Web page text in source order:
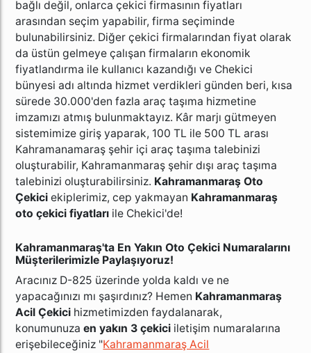
bağlı değil, onlarca çekici firmasının fiyatları
arasından seçim yapabilir, firma seçiminde
bulunabilirsiniz. Diğer çekici firmalarından fiyat olarak
da üstün gelmeye çalışan firmaların ekonomik
fiyatlandırma ile kullanıcı kazandığı ve Chekici
bünyesi adı altında hizmet verdikleri günden beri, kısa
sürede 30.000'den fazla araç taşıma hizmetine
imzamızı atmış bulunmaktayız. Kâr marjı gütmeyen
sistemimize giriş yaparak, 100 TL ile 500 TL arası
Kahramanamaraş şehir içi araç taşıma talebinizi
oluşturabilir, Kahramanmaraş şehir dışı araç taşıma
talebinizi oluşturabilirsiniz. Kahramanmaraş Oto
Çekici ekiplerimiz, cep yakmayan Kahramanmaraş
oto çekici fiyatları ile Chekici'de!
Kahramanmaraş'ta En Yakın Oto Çekici Numaralarını
Müşterilerimizle Paylaşıyoruz!
Aracınız D-825 üzerinde yolda kaldı ve ne
yapacağınızı mı şaşırdınız? Hemen Kahramanmaraş
Acil Çekici hizmetimizden faydalanarak,
konumunuzaen yakın 3 çekici iletişim numaralarına
erişebileceğiniz "Kahramanmaraş Acil